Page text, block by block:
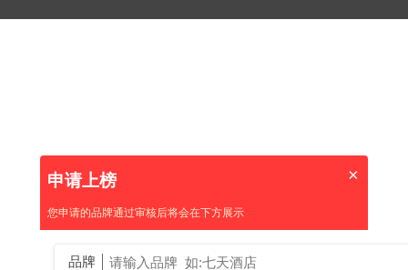
×
申请上榜
您申请的品牌通过审核后将会在下方展示
品牌